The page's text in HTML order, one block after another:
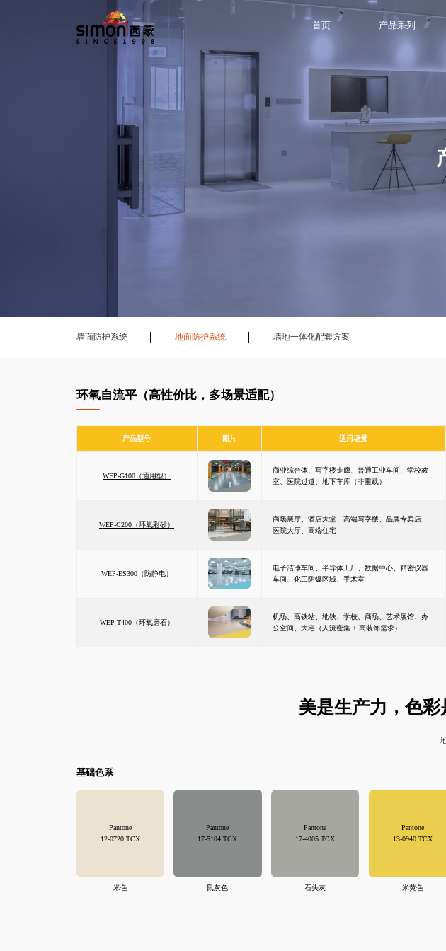
首页 产品系列
墙面防护系统 地面防护系统 墙地一体化配套方案
环氧自流平（高性价比，多场景适配）
产品型号 图片 适用场景
WEP-G100（通用型）
商业综合体、写字楼走廊、普通工业车间、学校教
室、医院过道、地下车库（非重载）
WEP-C200（环氧彩砂）
商场展厅、酒店大堂、高端写字楼、品牌专卖店、
医院大厅、高端住宅
WEP-ES300（防静电）
电子洁净车间、半导体工厂、数据中心、精密仪器
车间、化工防爆区域、手术室
WEP-T400（环氧磨石）
机场、高铁站、地铁、学校、商场、艺术展馆、办
公空间、大宅（人流密集 + 高装饰需求）
美是生产力，色
基础色系
Pantone
12-0720 TCX
米色
Pantone
17-5104 TCX
鼠灰色
Pantone
17-4005 TCX
石头灰
Pantone
13-0940 TCX
米黄色